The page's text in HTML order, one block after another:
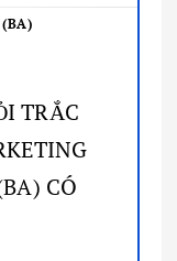
(BA)
TRẮC
CÓ